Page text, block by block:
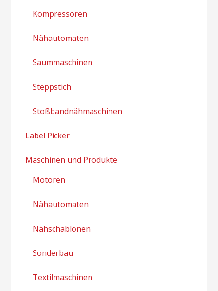
Kompressoren
Nähautomaten
Saummaschinen
Steppstich
Stoßbandnähmaschinen
Label Picker
Maschinen und Produkte
Motoren
Nähautomaten
Nähschablonen
Sonderbau
Textilmaschinen